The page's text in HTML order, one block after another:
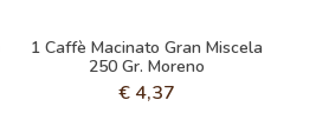
1 Caffè Macinato Gran Miscela
250 Gr. Moreno
€ 4,37